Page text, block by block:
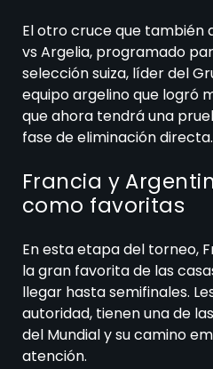
El otro cruce que también
vs Argelia, programado
selección suiza, líder del
equipo argelino que logró
que ahora tendrá una
fase de eliminación directa.
Francia y
como favoritas
En esta etapa del torneo,
la gran favorita de las
llegar hasta semifinales.
autoridad, tienen una de
del Mundial y su camino
atención.